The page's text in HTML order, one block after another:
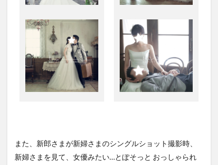
また、新郎さまが新婦さまのシングルショット撮影時、
新婦さまを見て、女優みたい…とぽそっと おっしゃられ